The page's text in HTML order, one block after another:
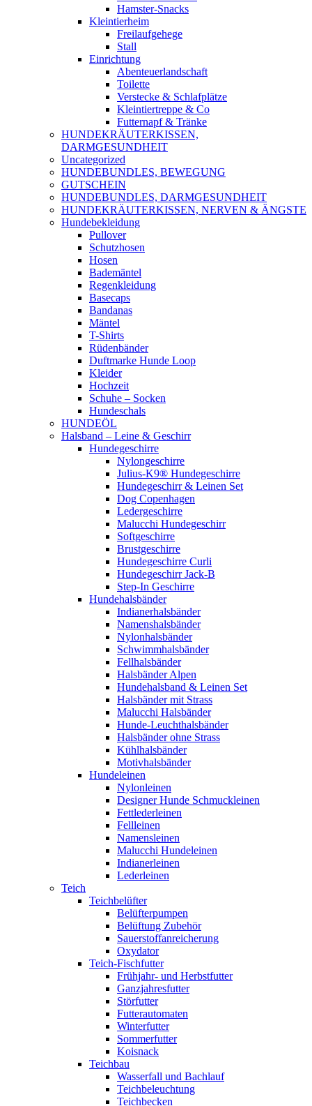
Hamster-Snacks
Kleintierheim
Freilaufgehege
Stall
Einrichtung
Abenteuerlandschaft
Toilette
Verstecke & Schlafplätze
Kleintiertreppe & Co
Futternapf & Tränke
HUNDEKRÄUTERKISSEN,
DARMGESUNDHEIT
Uncategorized
HUNDEBUNDLES, BEWEGUNG
GUTSCHEIN
HUNDEBUNDLES, DARMGESUNDHEIT
HUNDEKRÄUTERKISSEN, NERVEN & ÄNGSTE
Hundebekleidung
Pullover
Schutzhosen
Hosen
Bademäntel
Regenkleidung
Basecaps
Bandanas
Mäntel
T-Shirts
Rüdenbänder
Duftmarke Hunde Loop
Kleider
Hochzeit
Schuhe – Socken
Hundeschals
HUNDEÖL
Halsband – Leine & Geschirr
Hundegeschirre
Nylongeschirre
Julius-K9® Hundegeschirre
Hundegeschirr & Leinen Set
Dog Copenhagen
Ledergeschirre
Malucchi Hundegeschirr
Softgeschirre
Brustgeschirre
Hundegeschirre Curli
Hundegeschirr Jack-B
Step-In Geschirre
Hundehalsbänder
Indianerhalsbänder
Namenshalsbänder
Nylonhalsbänder
Schwimmhalsbänder
Fellhalsbänder
Halsbänder Alpen
Hundehalsband & Leinen Set
Halsbänder mit Strass
Malucchi Halsbänder
Hunde-Leuchthalsbänder
Halsbänder ohne Strass
Kühlhalsbänder
Motivhalsbänder
Hundeleinen
Nylonleinen
Designer Hunde Schmuckleinen
Fettlederleinen
Fellleinen
Namensleinen
Malucchi Hundeleinen
Indianerleinen
Lederleinen
Teich
Teichbelüfter
Belüfterpumpen
Belüftung Zubehör
Sauerstoffanreicherung
Oxydator
Teich-Fischfutter
Frühjahr- und Herbstfutter
Ganzjahresfutter
Störfutter
Futterautomaten
Winterfutter
Sommerfutter
Koisnack
Teichbau
Wasserfall und Bachlauf
Teichbeleuchtung
Teichbecken